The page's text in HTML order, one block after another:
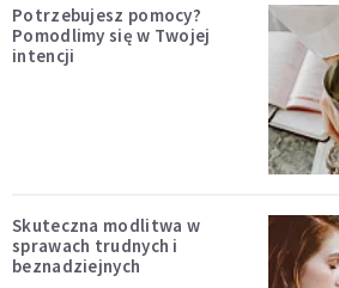
Potrzebujesz pomocy?
Pomodlimy się w Twojej
intencji
Skuteczna modlitwa w
sprawach trudnych i
beznadziejnych